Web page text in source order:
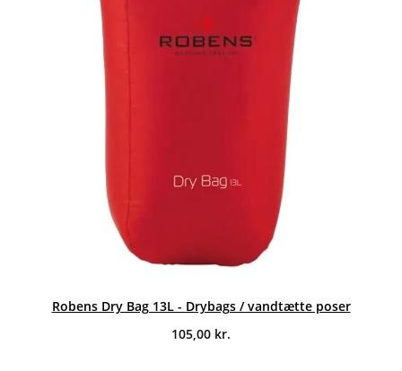
Robens Dry Bag 13L - Drybags / vandtætte poser
105,00 kr.